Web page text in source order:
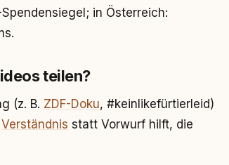
in Österreich:
teilen?
(z. B. ZDF-Doku, #keinlikefürtierleid)
Verständnis statt Vorwurf hilft, die